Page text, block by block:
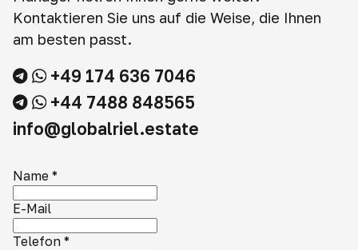
Kontaktieren Sie uns auf die Weise, die Ihnen
am besten passt.
+49 174 636 7046
+44 7488 848565
info@globalriel.estate
Name *
E-Mail
Telefon *